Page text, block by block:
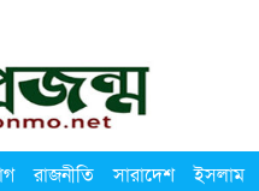
রাজনীতি সারাদেশ ইসলাম